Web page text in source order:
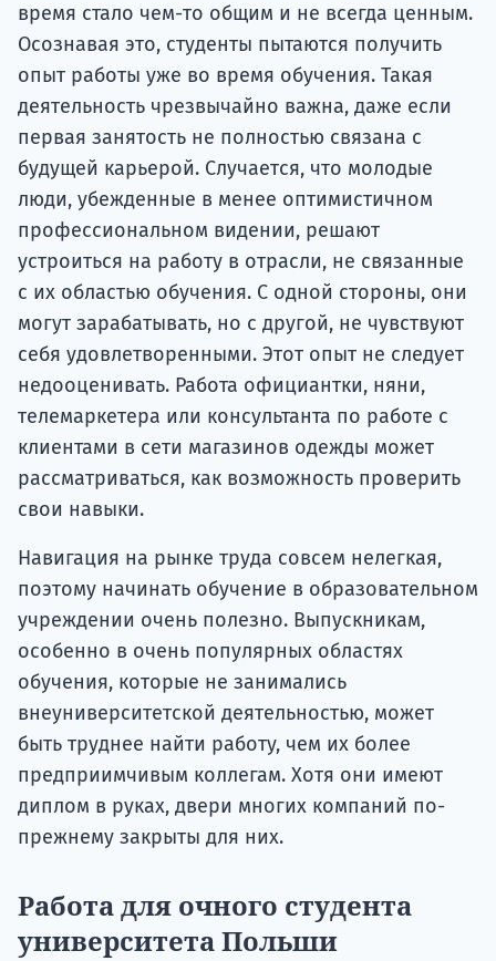
время стало чем-то общим и не всегда ценным.
Осознавая это, студенты пытаются получить
опыт работы уже во время обучения. Такая
деятельность чрезвычайно важна, даже если
первая занятость не полностью связана с
будущей карьерой. Случается, что молодые
люди, убежденные в менее оптимистичном
профессиональном видении, решают
устроиться на работу в отрасли, не связанные
с их областью обучения. С одной стороны, они
могут зарабатывать, но с другой, не чувствуют
себя удовлетворенными. Этот опыт не следует
недооценивать. Работа официантки, няни,
телемаркетера или консультанта по работе с
клиентами в сети магазинов одежды может
рассматриваться, как возможность проверить
свои навыки.
Навигация на рынке труда совсем нелегкая,
поэтому начинать обучение в образовательном
учреждении очень полезно. Выпускникам,
особенно в очень популярных областях
обучения, которые не занимались
внеуниверситетской деятельностью, может
быть труднее найти работу, чем их более
предприимчивым коллегам. Хотя они имеют
диплом в руках, двери многих компаний по-
прежнему закрыты для них.
Работа для очного студента
университета Польши